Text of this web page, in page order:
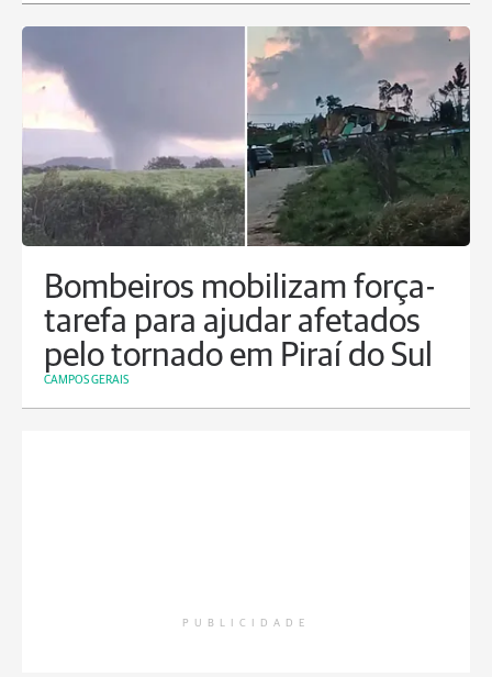
Bombeiros mobilizam força-
tarefa para ajudar afetados
pelo tornado em Piraí do Sul
CAMPOS GERAIS
PUBLICIDADE